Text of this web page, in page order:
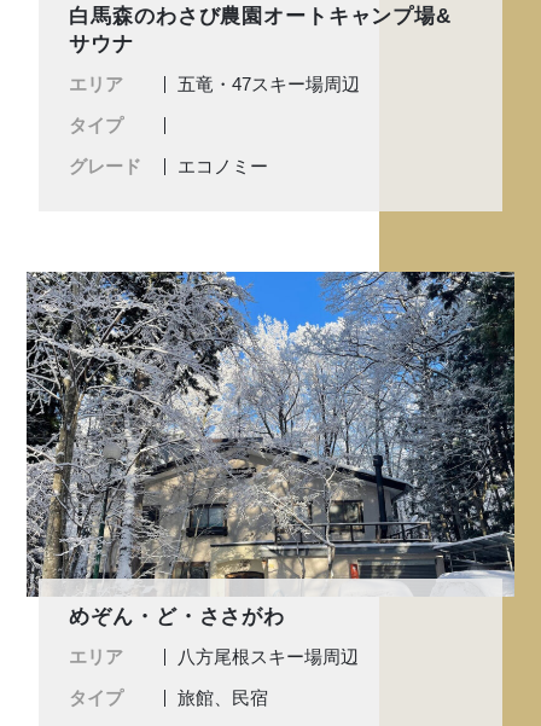
白馬森のわさび農園オートキャンプ場&
サウナ
エリア
五竜・47スキー場周辺
タイプ
グレード
エコノミー
めぞん・ど・ささがわ
エリア
八方尾根スキー場周辺
タイプ
旅館、民宿